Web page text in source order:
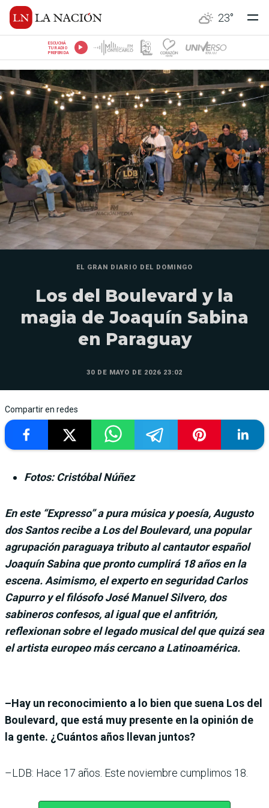
23°
ESCUCHÁ
TU RADIO
PREFERIDA
EL GRAN DIARIO DEL DOMINGO
Los del Boulevard y la
magia de Joaquín Sabina
en Paraguay
30 DE MAYO DE 2026 23:02
Compartir en redes
Fotos: Cristóbal Núñez
En este “Expresso” a pura música y poesía, Augusto
dos Santos recibe a Los del Boulevard, una popular
agrupación paraguaya tributo al cantautor español
Joaquín Sabina que pronto cumplirá 18 años en la
escena. Asimismo, el experto en seguridad Carlos
Capurro y el filósofo José Manuel Silvero, dos
sabineros confesos, al igual que el anfitrión,
reflexionan sobre el legado musical del que quizá sea
el artista europeo más cercano a Latinoamérica.
–Hay un reconocimiento a lo bien que suena Los del
Boulevard, que está muy presente en la opinión de
la gente. ¿Cuántos años llevan juntos?
–LDB: Hace 17 años. Este noviembre cumplimos 18.